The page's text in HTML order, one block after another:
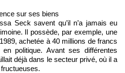
sur ses biens
Seck savent qu’il n’a jamais eu
Il possède, par exemple, une
achetée à 40 millions de francs
politique. Avant ses différentes
déjà dans le secteur privé, où il a